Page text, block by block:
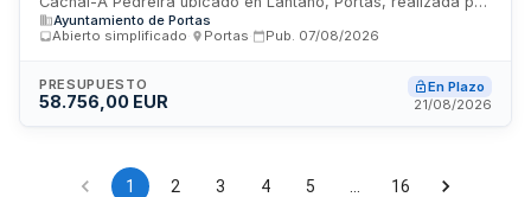
el Concello de Portas mediante procedimiento abierto
simplificado sumario. El proyecto incluye trabajos de
tránsito y acceso en vías rurales del municipio, financiado
mediante subvención de la Agencia Gallega de Desarrollo
Ayuntamiento de Portas
Abierto simplificado
Portas Pub. 07/08/2026
PRESUPUESTO
58.756,00 EUR
En Plazo
21/08/2026
1 2 3 4 5 16